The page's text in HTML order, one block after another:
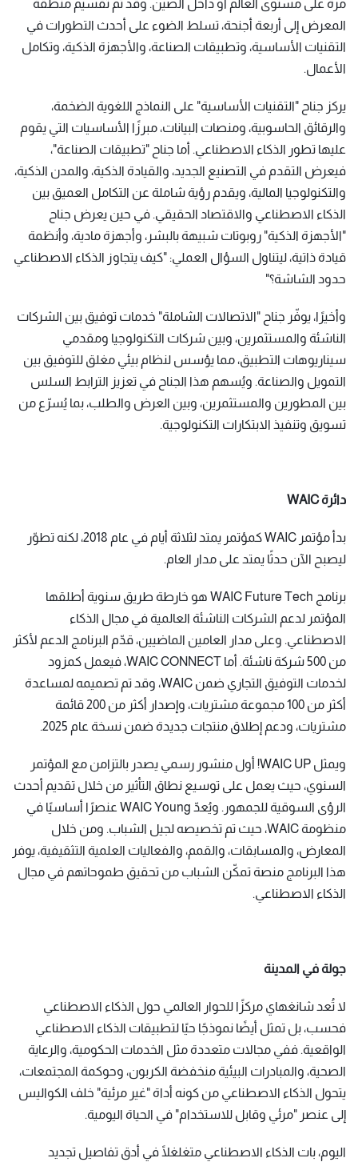
مرة على مستوى العالم أو داخل الصين. وقد تم تقسيم منطقة
المعرض إلى أربعة أجنحة، تسلط الضوء على أحدث التطورات في
التقنيات الأساسية، وتطبيقات الصناعة، والأجهزة الذكية، وتكامل
الأعمال.
يركز جناح "التقنيات الأساسية" على النماذج اللغوية الضخمة،
والرقائق الحاسوبية، ومنصات البيانات، مبرزًا الأساسيات التي يقوم
عليها تطور الذكاء الاصطناعي. أما جناح "تطبيقات الصناعة"،
فيعرض التقدم في التصنيع الجديد، والقيادة الذكية، والمدن الذكية،
والتكنولوجيا المالية، ويقدم رؤية شاملة عن التكامل العميق بين
الذكاء الاصطناعي والاقتصاد الحقيقي. في حين يعرض جناح
"الأجهزة الذكية" روبوتات شبيهة بالبشر، وأجهزة مادية، وأنظمة
قيادة ذاتية، ليتناول السؤال العملي: "كيف يتجاوز الذكاء الاصطناعي
حدود الشاشة؟"
وأخيرًا، يوفّر جناح "الاتصالات الشاملة" خدمات توفيق بين الشركات
الناشئة والمستثمرين، وبين شركات التكنولوجيا ومقدمي
سيناريوهات التطبيق، مما يؤسس لنظام بيئي مغلق للتوفيق بين
التمويل والصناعة. ويُسهم هذا الجناح في تعزيز الترابط السلس
بين المطورين والمستثمرين، وبين العرض والطلب، بما يُسرّع من
تسويق وتنفيذ الابتكارات التكنولوجية.
دائرة WAIC
بدأ مؤتمر WAIC كمؤتمر يمتد لثلاثة أيام في عام 2018، لكنه تطوّر
ليصبح الآن حدثًا يمتد على مدار العام.
برنامج WAIC Future Tech هو خارطة طريق سنوية أطلقها
المؤتمر لدعم الشركات الناشئة العالمية في مجال الذكاء
الاصطناعي. وعلى مدار العامين الماضيين، قدّم البرنامج الدعم لأكثر
من 500 شركة ناشئة. أما WAIC CONNECT، فيعمل كمزود
لخدمات التوفيق التجاري ضمن WAIC، وقد تم تصميمه لمساعدة
أكثر من 100 مجموعة مشتريات، وإصدار أكثر من 200 قائمة
مشتريات، ودعم إطلاق منتجات جديدة ضمن نسخة عام 2025.
ويمثل WAIC UP! أول منشور رسمي يصدر بالتزامن مع المؤتمر
السنوي، حيث يعمل على توسيع نطاق التأثير من خلال تقديم أحدث
الرؤى السوقية للجمهور. ويُعدّ WAIC Young عنصرًا أساسيًا في
منظومة WAIC، حيث تم تخصيصه لجيل الشباب. ومن خلال
المعارض، والمسابقات، والقمم، والفعاليات العلمية التثقيفية، يوفر
هذا البرنامج منصة تمكّن الشباب من تحقيق طموحاتهم في مجال
الذكاء الاصطناعي.
جولة في المدينة
لا تُعد شانغهاي مركزًا للحوار العالمي حول الذكاء الاصطناعي
فحسب، بل تمثل أيضًا نموذجًا حيًا لتطبيقات الذكاء الاصطناعي
الواقعية. ففي مجالات متعددة مثل الخدمات الحكومية، والرعاية
الصحية، والمبادرات البيئية منخفضة الكربون، وحوكمة المجتمعات،
يتحول الذكاء الاصطناعي من كونه أداة "غير مرئية" خلف الكواليس
إلى عنصر "مرئي وقابل للاستخدام" في الحياة اليومية.
اليوم، بات الذكاء الاصطناعي متغلغلًا في أدق تفاصيل تجديد